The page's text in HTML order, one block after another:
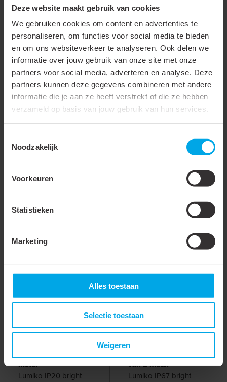
Deze website maakt gebruik van cookies
We gebruiken cookies om content en advertenties te
personaliseren, om functies voor social media te bieden
en om ons websiteverkeer te analyseren. Ook delen we
informatie over jouw gebruik van onze site met onze
partners voor social media, adverteren en analyse. Deze
partners kunnen deze gegevens combineren met andere
informatie die je aan ze heeft verstrekt of die ze hebben
verzameld op basis van jouw gebruik van hun services.
Noodzakelijk
Voorkeuren
Statistieken
Marketing
Alles toestaan
Selectie toestaan
Weigeren
Met bekabeling
Ingebouwde ventilator
ingangsspanning
50 - 60 Hz
Zelfstandig werkend
SELV
temperatuur
5M
meter
Lumiko IP20 bright
UWW-5M
Bright ledstrip IP67,
van 5 meter
Lumiko IP67 bright